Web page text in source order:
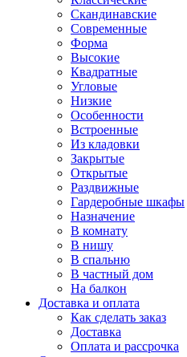
Скандинавские
Современные
Форма
Высокие
Квадратные
Угловые
Низкие
Особенности
Встроенные
Из кладовки
Закрытые
Открытые
Раздвижные
Гардеробные шкафы
Назначение
В комнату
В нишу
В спальню
В частный дом
На балкон
Доставка и оплата
Как сделать заказ
Доставка
Оплата и рассрочка